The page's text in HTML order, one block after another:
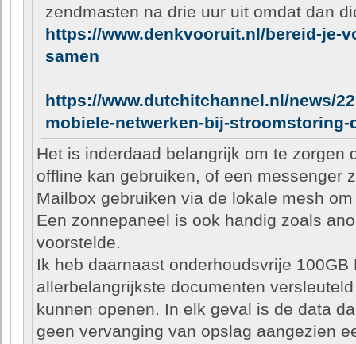
zendmasten na drie uur uit omdat dan
https://www.denkvooruit.nl/bereid-je-
samen
https://www.dutchitchannel.nl/news/
mobiele-netwerken-bij-
Het is inderdaad belangrijk om te zorgen
offline kan gebruiken, of een messenger
Mailbox gebruiken via de lokale mesh
Een zonnepaneel is ook handig zoals
voorstelde.
Ik heb daarnaast onderhoudsvrije 100GB
allerbelangrijkste documenten
kunnen openen. In elk geval is de data
geen vervanging van opslag aangezien